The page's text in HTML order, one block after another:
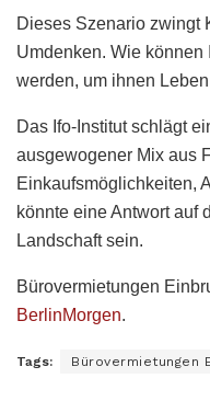
Dieses Szenario zwingt
Umdenken. Wie können
werden, um ihnen
Das Ifo-Institut schlägt
ausgewogener Mix aus
Einkaufsmöglichkeiten,
könnte eine Antwort auf
Landschaft sein.
Bürovermietungen
BerlinMorgen.
Tags: Bürovermietungen